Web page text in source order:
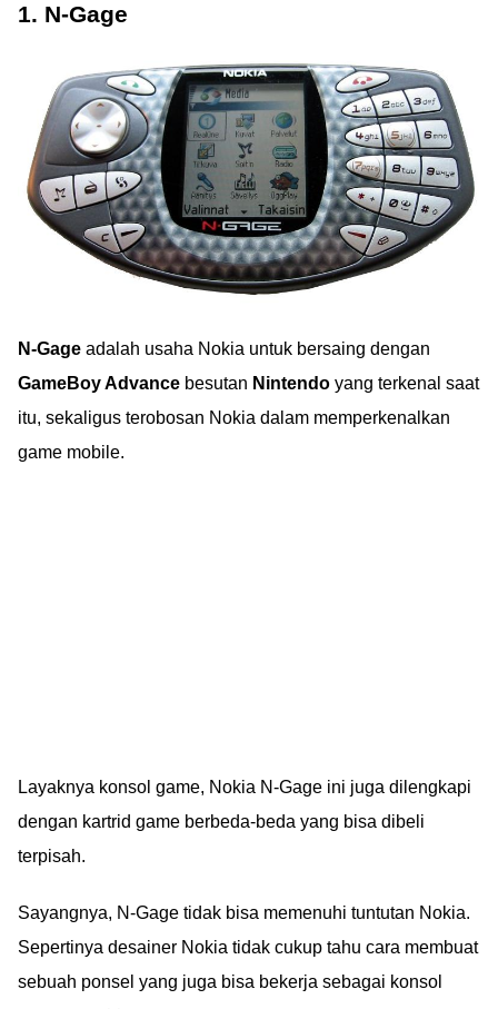
1. N-Gage
N-Gage adalah usaha Nokia untuk bersaing dengan
GameBoy Advance besutan Nintendo yang terkenal saat
itu, sekaligus terobosan Nokia dalam memperkenalkan
game mobile.
Layaknya konsol game, Nokia N-Gage ini juga dilengkapi
dengan kartrid game berbeda-beda yang bisa dibeli
terpisah.
Sayangnya, N-Gage tidak bisa memenuhi tuntutan Nokia.
Sepertinya desainer Nokia tidak cukup tahu cara membuat
sebuah ponsel yang juga bisa bekerja sebagai konsol